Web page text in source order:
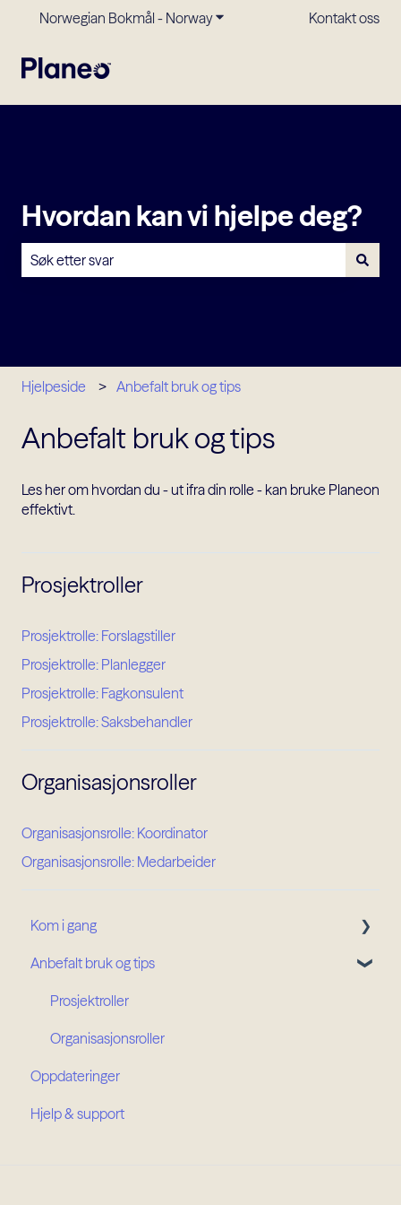
Norwegian Bokmål - NorwayVis undermeny forKontakt oss
Hvordan kan vi hjelpe deg?
Hjelpeside Anbefalt bruk og tips
Anbefalt bruk og tips
Les her om hvordan du - ut ifra din rolle - kan bruke Planeon
effektivt.
Prosjektroller
Prosjektrolle: Forslagstiller
Prosjektrolle: Planlegger
Prosjektrolle: Fagkonsulent
Prosjektrolle: Saksbehandler
Organisasjonsroller
Organisasjonsrolle: Koordinator
Organisasjonsrolle: Medarbeider
Kom i gang
Kom i gang
Min Side
Prosjektoversikt
Framdriftsplan
Planmateriale
Anbefalt bruk og tips
Prosjektroller
Organisasjonsroller
Oppdateringer
Hjelp & support